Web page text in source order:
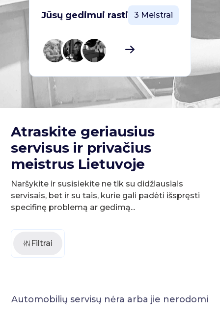
Jūsų gedimui rasti 3 Meistrai
Atraskite geriausius
servisus ir privačius
meistrus Lietuvoje
Naršykite ir susisiekite ne tik su didžiausiais
servisais, bet ir su tais, kurie gali padėti išspręsti
specifinę problemą ar gedimą...
Filtrai
Automobilių servisų nėra arba jie nerodomi